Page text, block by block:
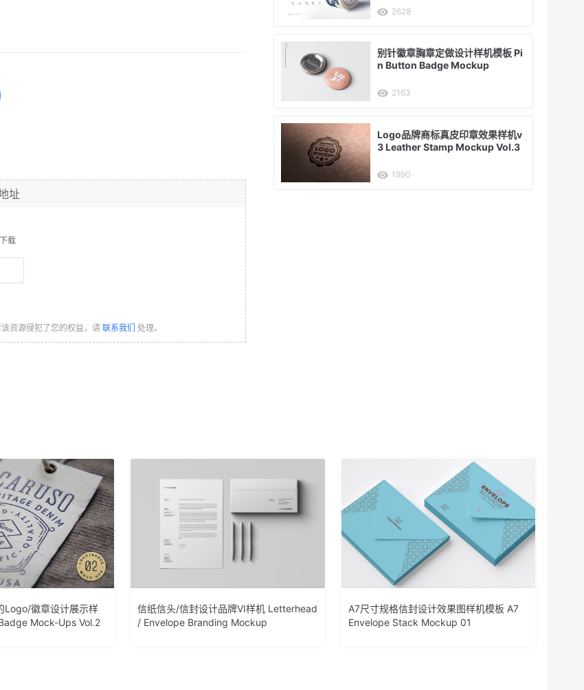
址
载
资源侵犯了您的权益，请 联系我们 处理。
2628
别针徽章胸章定做设计样机模板 Pi
n Button Badge Mockup
2163
Logo品牌商标真皮印章效果样机v
3 Leather Stamp Mockup Vol.3
1990
Logo/徽章设计展示样
Mock-Ups Vol.2
信纸信头/信封设计品牌VI样机 Letterhead
/ Envelope Branding Mockup
A7尺寸规格信封设计效果图样机模板 A7
Envelope Stack Mockup 01